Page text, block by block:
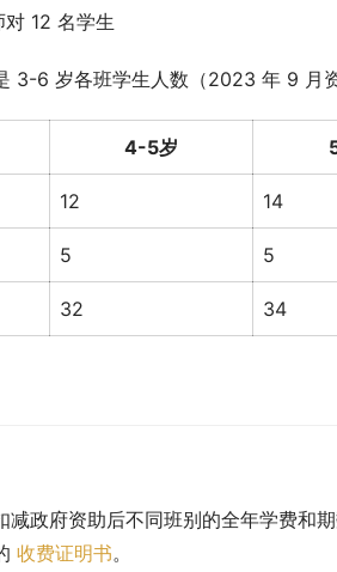
12 名学生
3-6 岁各班学生人数（2023 年 9 月资
4-5岁
12 14
5 5
32 34
政府资助后不同班别的全年学费和
收费证明书。